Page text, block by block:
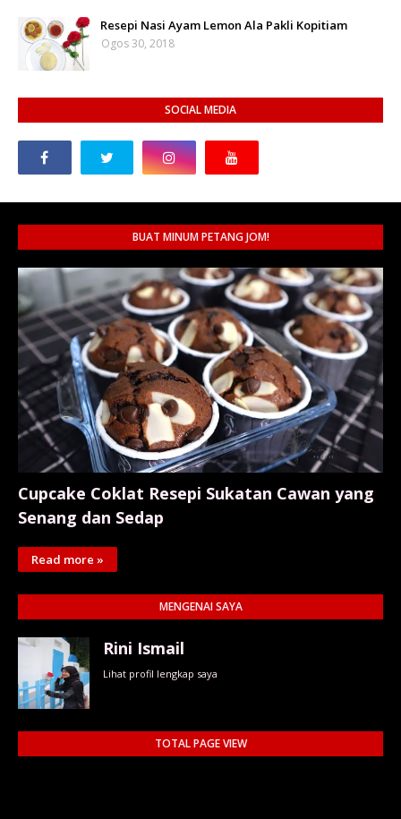
Resepi Nasi Ayam Lemon Ala Pakli Kopitiam
Ogos 30, 2018
SOCIAL MEDIA
BUAT MINUM PETANG JOM!
Cupcake Coklat Resepi Sukatan Cawan yang
Senang dan Sedap
Read more »
MENGENAI SAYA
Rini Ismail
Lihat profil lengkap saya
TOTAL PAGE VIEW